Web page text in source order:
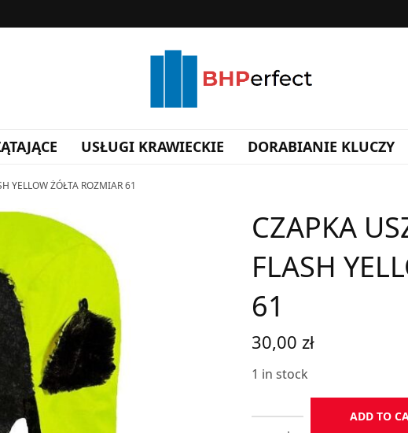
USŁUGI KRAWIECKIE DORABIANIE KLUCZY
YELLOW ŻÓŁTA ROZMIAR 61
CZAPKA
FLASH
61
30,00 zł
1 in stock
ADD TO